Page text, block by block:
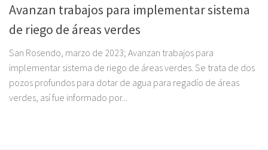
Avanzan trabajos para implementar sistema
de riego de áreas verdes
San Rosendo, marzo de 2023; Avanzan trabajos para
implementar sistema de riego de áreas verdes. Se trata de dos
pozos profundos para dotar de agua para regadío de áreas
verdes, así fue informado por...